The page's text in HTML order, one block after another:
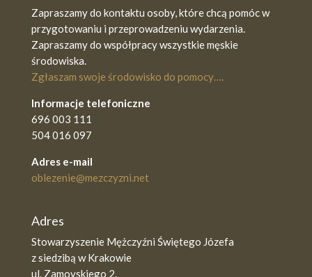
Zapraszamy do kontaktu osoby, które chcą pomóc w
przygotowaniu i przeprowadzeniu wydarzenia.
Zapraszamy do współpracy wszystkie męskie
środowiska.
Zgłaszam swoje środowisko do pomocy….
Informacje telefoniczne
696 003 111
504 016 097
Adres e-mail
oblezenie@mezczyzni.net
Adres
Stowarzyszenie Mężczyźni Świętego Józefa
z siedzibą w Krakowie
ul. Zamoyskiego 2.